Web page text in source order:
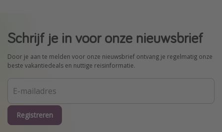
Schrijf je in voor onze nieuwsbrief
Door je aan te melden voor onze nieuwsbrief ontvang je regelmatig onze
beste vakantiedeals en nuttige reisinformatie.
Registreren